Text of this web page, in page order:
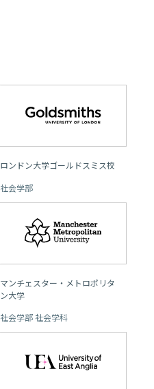
ロンドン大学ゴールドスミス校
社会学部
マンチェスター・メトロポリタ
ン大学
社会学部 社会学科